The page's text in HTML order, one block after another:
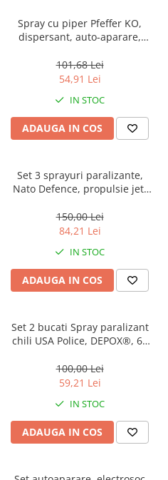
Spray cu piper Pfeffer KO,
dispersant, auto-aparare,
101,68 Lei
54,91 Lei
IN STOC
ADAUGA IN COS
Set 3 sprayuri paralizante,
Nato Defence, propulsie jet,
150,00 Lei
84,21 Lei
IN STOC
ADAUGA IN COS
Set 2 bucati Spray paralizant
chili USA Police, DEPOX®, 60
100,00 Lei
59,21 Lei
IN STOC
ADAUGA IN COS